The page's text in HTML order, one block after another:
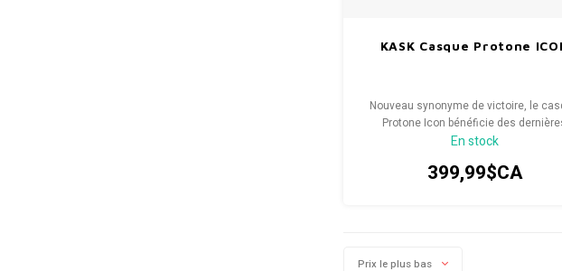
KASK Casque Protone
Nouveau synonyme de victoire, le
Protone Icon bénéficie des
avancées technologiques en matière
ce qui en fait une référence du
En stock
399,99$CA
Prix le plus bas